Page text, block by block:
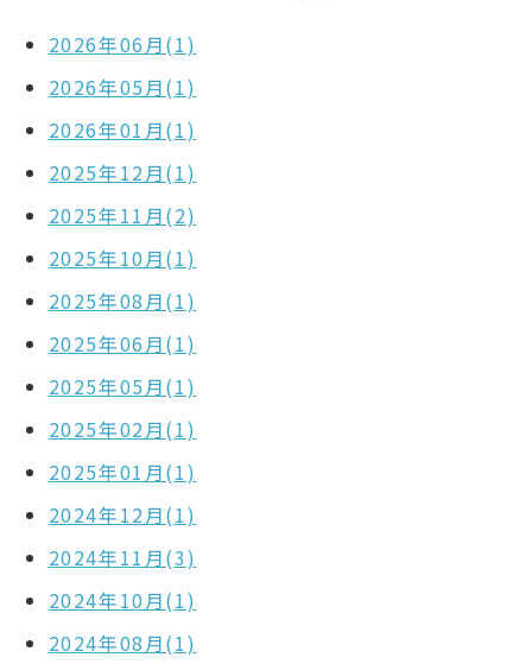
2026年06月(1)
2026年05月(1)
2026年01月(1)
2025年12月(1)
2025年11月(2)
2025年10月(1)
2025年08月(1)
2025年06月(1)
2025年05月(1)
2025年02月(1)
2025年01月(1)
2024年12月(1)
2024年11月(3)
2024年10月(1)
2024年08月(1)